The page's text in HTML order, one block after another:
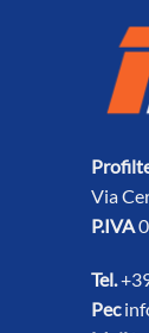
Via
P.IVA
Tel.
Pec